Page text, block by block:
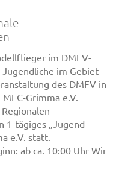
im DMFV-
im Gebiet
des DMFV in
Grimma e.V.
1-tägiges „Jugend –
e.V. statt.
ab ca. 10:00 Uhr Wir